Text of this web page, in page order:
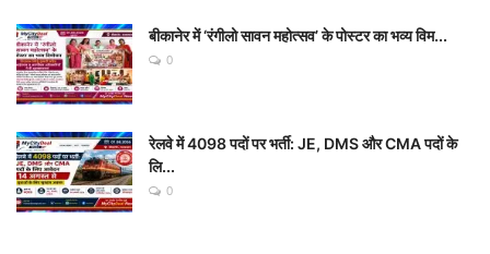
बीकानेर में ‘रंगीलो सावन महोत्सव’ के पोस्टर का भव्य विम...
0
रेलवे में 4098 पदों पर भर्ती: JE, DMS और CMA पदों के
लि...
0